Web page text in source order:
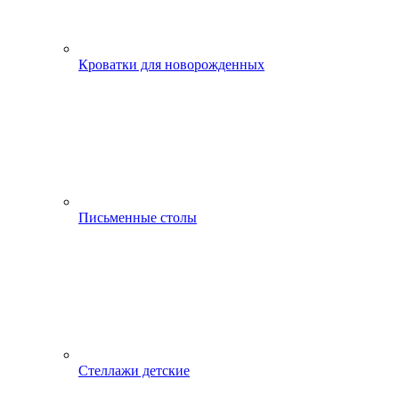
Кроватки для новорожденных
Письменные столы
Стеллажи детские